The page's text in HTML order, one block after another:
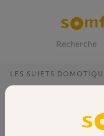
Volet
LES SUJETS
Je n'arrive pas à programmer
2RTS avec mon portail